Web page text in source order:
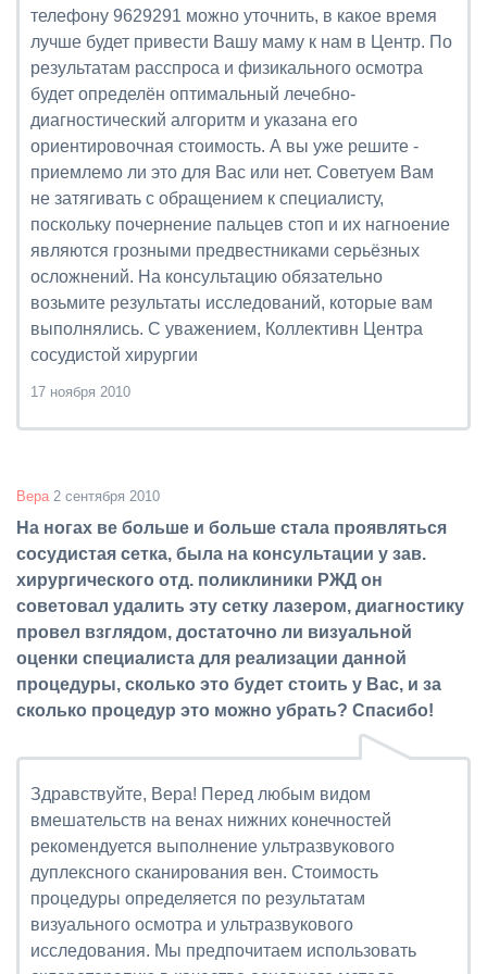
телефону 9629291 можно уточнить, в какое время
лучше будет привести Вашу маму к нам в Центр. По
результатам расспроса и физикального осмотра
будет определён оптимальный лечебно-
диагностический алгоритм и указана его
ориентировочная стоимость. А вы уже решите -
приемлемо ли это для Вас или нет. Советуем Вам
не затягивать с обращением к специалисту,
поскольку почернение пальцев стоп и их нагноение
являются грозными предвестниками серьёзных
осложнений. На консультацию обязательно
возьмите результаты исследований, которые вам
выполнялись. С уважением, Коллективн Центра
сосудистой хирургии
17 ноября 2010
Вера 2 сентября 2010
На ногах ве больше и больше стала проявляться
сосудистая сетка, была на консультации у зав.
хирургического отд. поликлиники РЖД он
советовал удалить эту сетку лазером, диагностику
провел взглядом, достаточно ли визуальной
оценки специалиста для реализации данной
процедуры, сколько это будет стоить у Вас, и за
сколько процедур это можно убрать? Спасибо!
Здравствуйте, Вера! Перед любым видом
вмешательств на венах нижних конечностей
рекомендуется выполнение ультразвукового
дуплексного сканирования вен. Стоимость
процедуры определяется по результатам
визуального осмотра и ультразвукового
исследования. Мы предпочитаем использовать